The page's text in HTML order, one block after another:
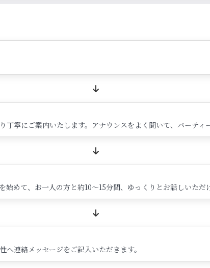
丁寧にご案内いたします。アナウンスをよく聞いて、パーティ
始めて、お一人の方と約10～15分間、ゆっくりとお話しいただ
連絡メッセージをご記入いただきます。